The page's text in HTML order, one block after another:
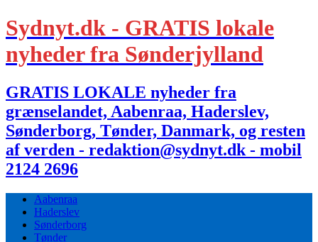
Sydnyt.dk - GRATIS lokale
nyheder fra Sønderjylland
GRATIS LOKALE nyheder fra
grænselandet, Aabenraa, Haderslev,
Sønderborg, Tønder, Danmark, og resten
af verden - redaktion@sydnyt.dk - mobil
2124 2696
Aabenraa
Haderslev
Sønderborg
Tønder